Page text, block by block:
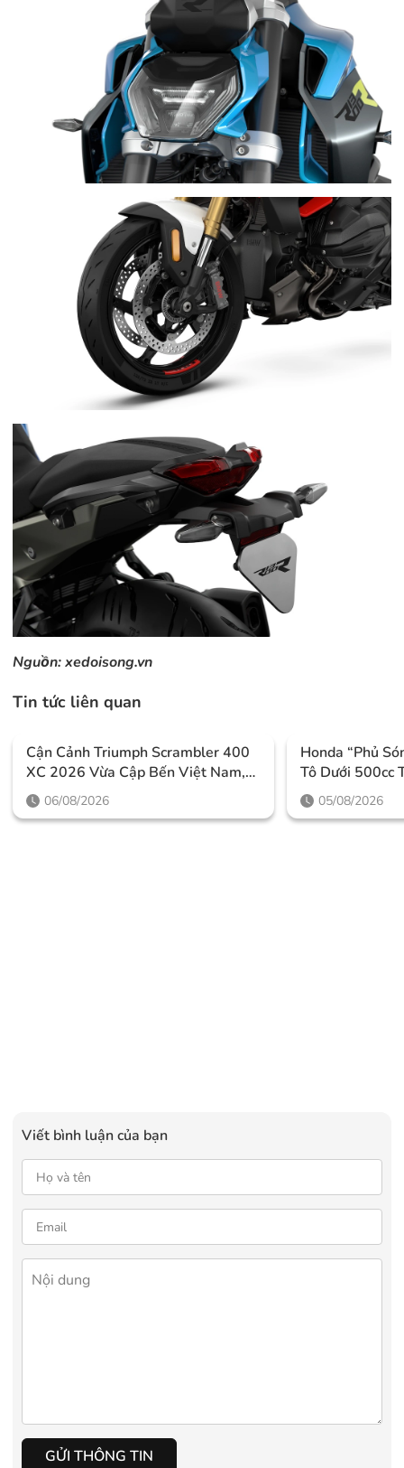
Nguồn:xedoisong.vn
Tin tức liên quan
Cận Cảnh Triumph Scrambler 400
XC 2026 Vừa Cập Bến Việt Nam,
Thiết Kế Đậm Chất Phiêu Lưu Cùng
Mức Giá Dễ Tiếp Cận
06/08/2026
Honda “phủ
Tô Dưới 500cc
7/2026 Với
Chú Ý
05/08/2026
Viết bình luận của bạn
GỬI THÔNG TIN